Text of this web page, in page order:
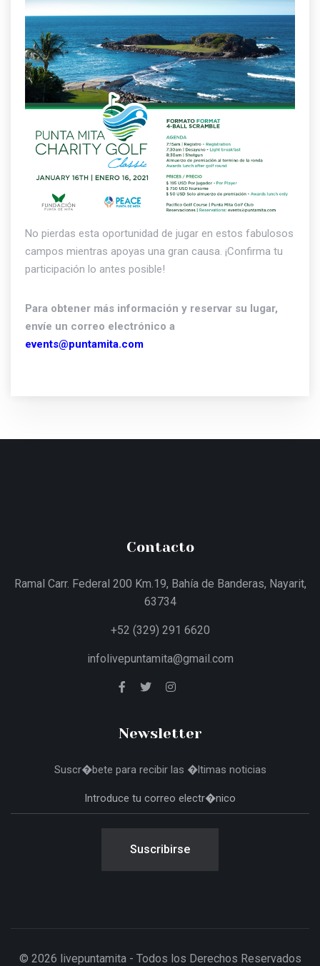
No pierdas esta oportunidad de jugar en estos fabulosos
campos mientras apoyas una gran causa. ¡Confirma tu
participación lo antes posible!
Para obtener más información y reservar su lugar,
envíe un correo electrónico a
events@puntamita.com
Contacto
Ramal Carr. Federal 200 Km.19, Bahía de Banderas, Nayarit,
63734
+52 (329) 291 6620
infolivepuntamita@gmail.com
Newsletter
Suscr�bete para recibir las �ltimas noticias
Suscribirse
© 2026 livepuntamita - Todos los Derechos Reservados